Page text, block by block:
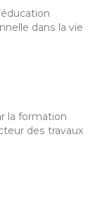
dans la vie
la formation
des travaux